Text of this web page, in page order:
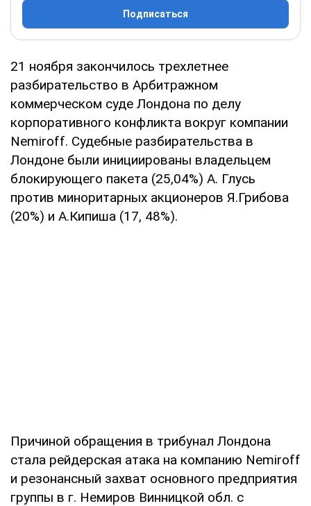
Подписаться
21 ноября закончилось трехлетнее
разбирательство в Арбитражном
коммерческом суде Лондона по делу
корпоративного конфликта вокруг компании
Nemiroff. Судебные разбирательства в
Лондоне были инициированы владельцем
блокирующего пакета (25,04%) А. Глусь
против миноритарных акционеров Я.Грибова
(20%) и А.Кипиша (17, 48%).
Причиной обращения в трибунал Лондона
стала рейдерская атака на компанию Nemiroff
и резонансный захват основного предприятия
группы в г. Немиров Винницкой обл. с